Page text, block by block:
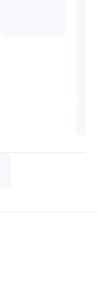
TETRAMETHYL